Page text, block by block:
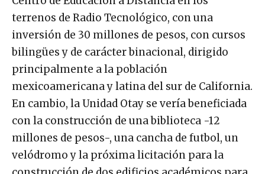
terrenos de Radio Tecnológico, con una
inversión de 30 millones de pesos, con cursos
bilingües y de carácter binacional, dirigido
principalmente a la población
mexicoamericana y latina del sur de California.
En cambio, la Unidad Otay se vería beneficiada
con la construcción de una biblioteca -12
millones de pesos-, una cancha de futbol, un
velódromo y la próxima licitación para la